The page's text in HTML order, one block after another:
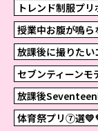
トレンド制服プ
授業中お腹が鳴ら
放課後に撮りたい
セブンティーンモ
放課後
体育祭プリ⑦選